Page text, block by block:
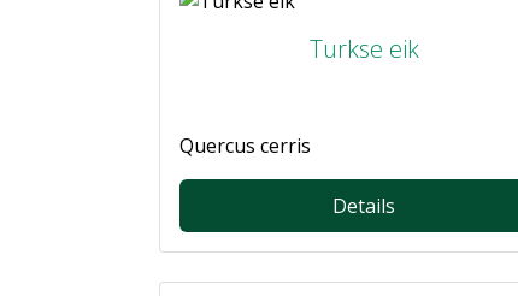
Turkse eik
Quercus cerris
Details